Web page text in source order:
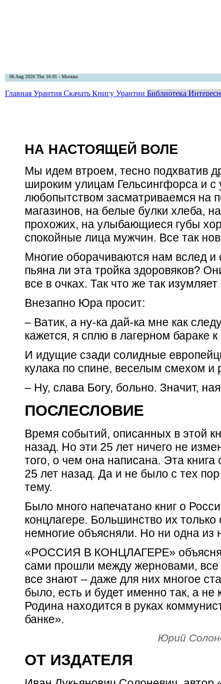
06 Aug 2026 Thu 16:01 - Москва
Главная Урантия Скачать Книгу Урантии Библиотека
НА НАСТОЯЩЕЙ ВОЛЕ
Мы идем втроем, тесно подхватив
широким улицам Гельсингфорса и с
любопытством засматриваемся на
магазинов, на белые булки хлеба,
прохожих, на улыбающиеся губы
спокойные лица мужчин. Все так
Многие оборачиваются нам вслед и
пьяна ли эта тройка здоровяков?
все в очках. Так что же так
Внезапно Юра просит:
– Ватик, а ну-ка дай-ка мне как
кажется, я сплю в лагерном бараке
И идущие сзади солидные
кулака по спине, веселым смехом и
– Ну, слава Богу, больно. Значит,
ПОСЛЕСЛОВИЕ
Время событий, описанных в этой
назад. Но эти 25 лет ничего не
того, о чем она написана. Эта книга
25 лет назад. Да и не было с тех
тему.
Было много напечатано книг о
концлагере. Большинство их
немногие объясняли. Но ни одна из
«РОССИЯ В КОНЦЛАГЕРЕ»
сами прошли между жерновами, все
все знают – даже для них многое
было, есть и будет именно так, а не
Родина находится в руках
банке».
Юрий
ОТ ИЗДАТЕЛЯ